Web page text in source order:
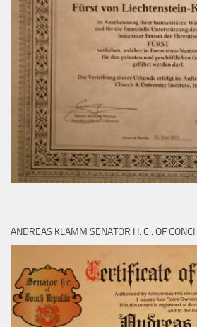
ANDREAS KLAMM SENATOR H. C.. OF